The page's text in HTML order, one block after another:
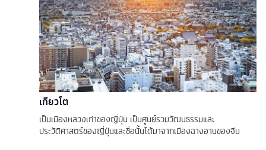
เกียวโต
เป็นเมืองหลวงเก่าของญี่ปุ่น เป็นศูนย์รวมวัฒนธรรมและ
ประวัติศาสตร์ของญี่ปุ่นและชื่อนั้นได้มาจากเมืองฉางอานของจีน